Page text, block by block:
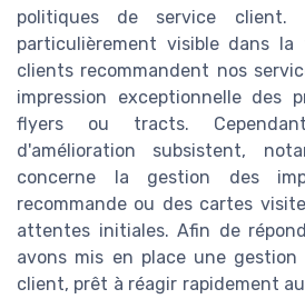
politiques de service client.
particulièrement visible dans
clients recommandent nos
impression exceptionnelle des
flyers ou tracts.
d'amélioration subsistent,
concerne la gestion des
recommande ou des cartes
attentes initiales. Afin de
avons mis en place une
client, prêt à réagir rapidement